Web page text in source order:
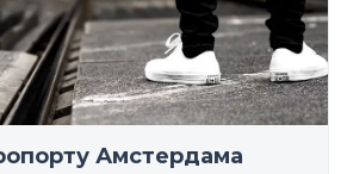
Амстердама